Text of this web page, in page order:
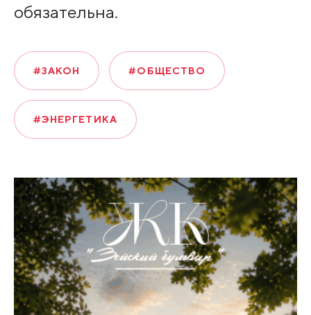
обязательна.
#ЗАКОН #ОБЩЕСТВО
#ЭНЕРГЕТИКА